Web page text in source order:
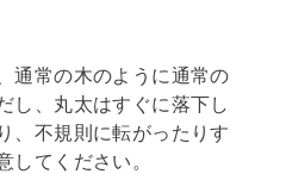
通常の木のように通常の
し、丸太はすぐに落下し
、不規則に転がったりす
してください。